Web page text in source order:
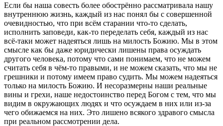
Если бы наша совесть более обострённо рассматривала нашу
внутреннюю жизнь, каждый из нас понял бы с совершенной
очевидностью, что при всём старании что-то сделать,
исполнить заповеди, как-то переделать себя, каждый из нас
всё-таки может надеяться лишь на милость Божию. Мы в этом
смысле как бы даже юридически лишены права осуждать
другого человека, потому что сами понимаем, что не можем
считать себя в чём-то правыми, и не можем сказать, что мы не
грешники и потому имеем право судить. Мы можем надеяться
только на милость Божию. И несоразмерны наши реальные
вины и грехи, наше недостоинство перед Богом с тем, что мы
видим в окружающих людях и что осуждаем в них или из-за
чего обижаемся на них. Это лишено всякого здравого смысла
при реальном рассмотрении дела.